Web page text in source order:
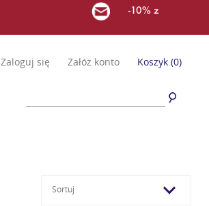
-10% z
Zaloguj się Załóż konto Koszyk (0)
Sortuj